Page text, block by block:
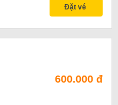
Đặt vé
600.000 đ